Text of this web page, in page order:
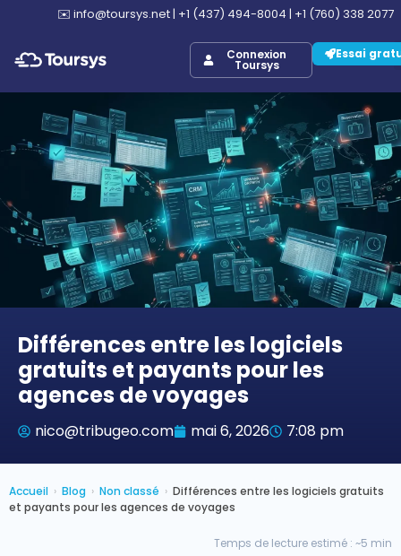
✉️ info@toursys.net| +1 (437) 494-8004 | +1 (760) 338 2077
Connexion
Toursys
Essai
Différences entre les logiciels
gratuits et payants pour les
agences de voyages
nico@tribugeo.com mai 6, 2026 7:08 pm
Accueil › Blog › Non classé › Différences entre les logiciels gratuits
et payants pour les agences de voyages
Temps de lecture estimé : ~5 min